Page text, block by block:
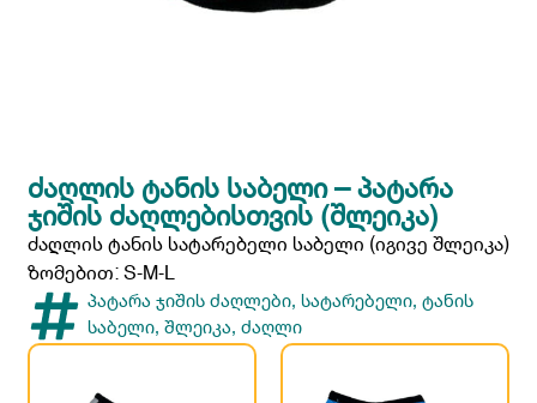
ᲫᲐᲦᲚᲘᲡ ᲢᲐᲜᲘᲡ ᲡᲐᲑᲔᲚᲘ – ᲞᲐᲢᲐᲠᲐ
ᲯᲘᲨᲘᲡ ᲫᲐᲦᲚᲔᲑᲘᲡᲗᲕᲘᲡ (ᲨᲚᲔᲘᲙᲐ)
ძაღლის ტანის სატარებელი საბელი (იგივე შლეიკა)
ზომებით: S-M-L
პატარა ჯიშის ძაღლები, სატარებელი, ტანის
საბელი, შლეიკა, ძაღლი